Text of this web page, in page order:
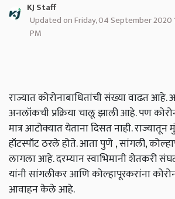
KJ Staff
Updated on Friday, 04 September 2020
PM
राज्यात कोरोनाबाधितांची संख्या वाढत आहे.
अनलॉकची प्रक्रिया चालू झाली आहे. पण
मात्र आटोक्यात येताना दिसत नाही.
हॉटस्पॉट ठरले होते. आता पुणे , सांगली,
लागला आहे. दरम्यान स्वाभिमानी शेतकरी
यांनी सांगलीकर आणि कोल्हापूरकरांना
आवाहन केले आहे.